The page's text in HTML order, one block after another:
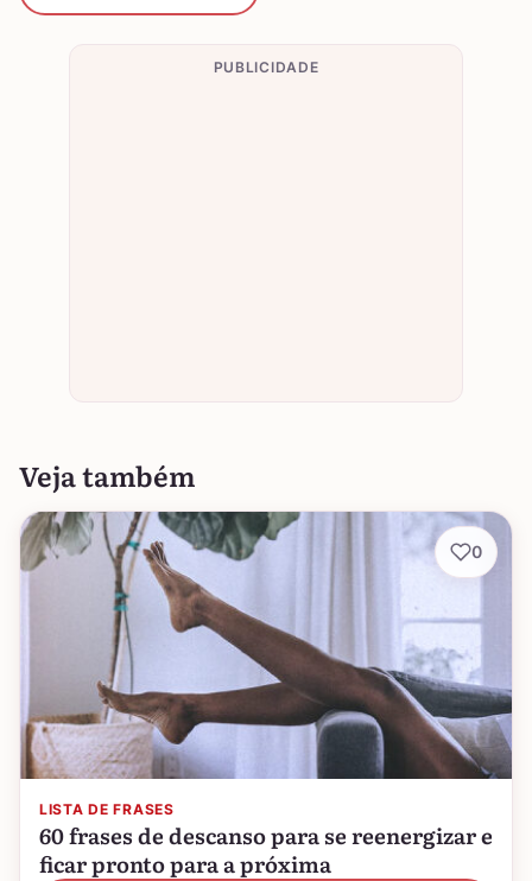
PUBLICIDADE
Veja também
LISTA DE FRASES
60 frases de descanso para se reenergizar e
ficar pronto para a próxima
0